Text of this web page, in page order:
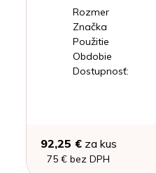
Rozmer
Značka
Použitie
Obdobie
Dostupnosť:
92,25 €za kus
75 € bez DPH